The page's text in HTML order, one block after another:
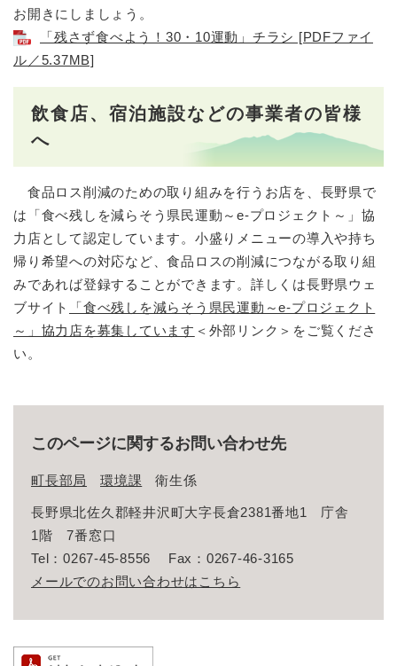
お開きにしましょう。
「残さず食べよう！30・10運動」チラシ [PDFファイ
ル／5.37MB]
飲食店、宿泊施設などの事業者の皆様
へ
食品ロス削減のための取り組みを行うお店を、長野県で
は「食べ残しを減らそう県民運動～e-プロジェクト～」協
力店として認定しています。小盛りメニューの導入や持ち
帰り希望への対応など、食品ロスの削減につながる取り組
みであれば登録することができます。詳しくは長野県ウェ
ブサイト
「食べ残しを減らそう県民運動～e-プロジェクト
～」協力店を募集しています ＜外部リンク＞ をご覧くださ
い。
このページに関するお問い合わせ先
町長部局 環境課 衛生係
長野県北佐久郡軽井沢町大字長倉2381番地1 庁舎
1階 7番窓口
Tel：0267-45-8556
Fax：0267-46-3165
メールでのお問い合わせはこちら